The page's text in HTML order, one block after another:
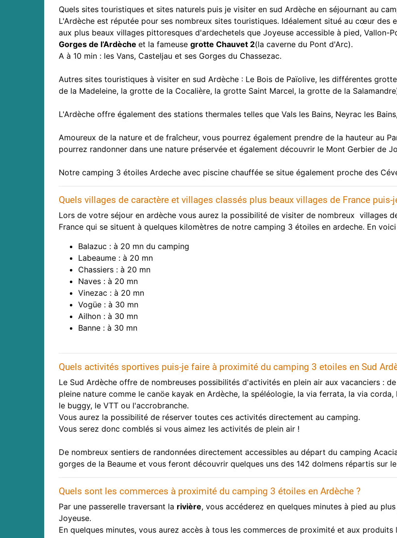
Quels sites touristiques et sites naturels puis je visiter en sud Ardèche en séjournant au
L'Ardèche est réputée pour ses nombreux sites touristiques. Idéalement situé au cœur des
aux plus beaux villages pittoresques d'ardechetels que Joyeuse accessible à pied, Vallon-
Gorges de l’Ardèche et la fameuse grotte Chauvet 2(la caverne du Pont d'Arc).
A à 10 min : les Vans, Casteljau et ses Gorges du Chassezac.
Autres sites touristiques à visiter en sud Ardèche : Le Bois de Païolive, les différentes
de la Madeleine, la grotte de la Cocalière, la grotte Saint Marcel, la grotte de la
L'Ardèche offre également des stations thermales telles que Vals les Bains, Neyrac les
Amoureux de la nature et de fraîcheur, vous pourrez également prendre de la hauteur au
pourrez randonner dans une nature préservée et également découvrir le Mont Gerbier de
Notre camping 3 étoiles Ardeche avec piscine chauffée se situe également proche des
Quels villages de caractère et villages classés plus beaux villages de France puis-
Lors de votre séjour en ardèche vous aurez la possibilité de visiter de nombreux villages
France qui se situent à quelques kilomètres de notre camping 3 étoiles en ardeche. En
Balazuc : à 20 mn du camping
Labeaume : à 20 mn
Chassiers : à 20 mn
Naves : à 20 mn
Vinezac : à 20 mn
Vogüe : à 30 mn
Ailhon : à 30 mn
Banne : à 30 mn
Quels activités sportives puis-je faire à proximité du camping 3 etoiles en Sud
Le Sud Ardèche offre de nombreuses possibilités d'activités en plein air aux vacanciers :
pleine nature comme le canöe kayak en Ardèche, la spéléologie, la via ferrata, la via
le buggy, le VTT ou l'accrobranche.
Vous aurez la possibilité de réserver toutes ces activités directement au camping.
Vous serez donc comblés si vous aimez les activités de plein air !
De nombreux sentiers de randonnées directement accessibles au départ du camping
gorges de la Beaume et vous feront découvrir quelques uns des 142 dolmens répartis sur
Quels sont les commerces à proximité du camping 3 étoiles en Ardèche ?
Par une passerelle traversant la rivière, vous accéderez en quelques minutes à pied au
Joyeuse.
En quelques minutes, vous aurez accès à tous les commerces de proximité et aux produits